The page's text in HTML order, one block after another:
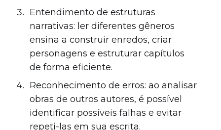
Entendimento de estruturas
narrativas: ler diferentes gêneros
ensina a construir enredos, criar
personagens e estruturar capítulos
de forma eficiente.
Reconhecimento de erros: ao analisar
obras de outros autores, é possível
identificar possíveis falhas e evitar
repeti-las em sua escrita.